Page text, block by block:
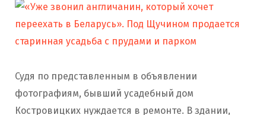
Судя по представленным в объявлении
фотографиям, бывший усадебный дом
Костровицких нуждается в ремонте. В здании,